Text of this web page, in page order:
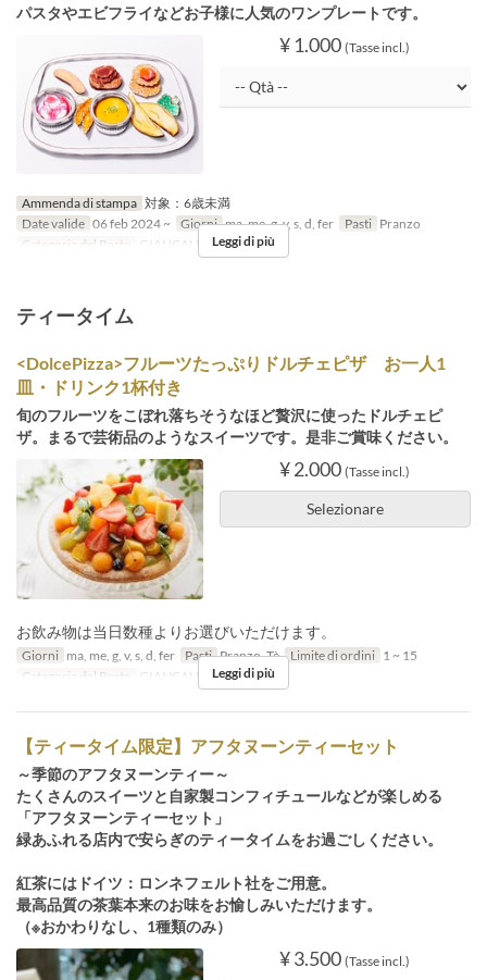
パスタやエビフライなどお子様に人気のワンプレートです。
¥ 1.000 (Tasse incl.)
Ammenda di stampa 対象：6歳未満
Date valide 06 feb 2024 ~ Giorni ma, me, g, v, s, d, fer Pasti Pranzo
Categoria del Posto
GIANCALDO3Theat
Leggi di più
ティータイム
<DolcePizza>フルーツたっぷりドルチェピザ お一人1
皿・ドリンク1杯付き
旬のフルーツをこぼれ落ちそうなほど贅沢に使ったドルチェピ
ザ。まるで芸術品のようなスイーツです。是非ご賞味ください。
¥ 2.000 (Tasse incl.)
Selezionare
お飲み物は当日数種よりお選びいただけます。
Giorni ma, me, g, v, s, d, fer Pasti Pranzo, Tè Limite di ordini 1 ~ 15
Categoria del Posto
GIANCALDO3Theat
Leggi di più
【ティータイム限定】アフタヌーンティーセット
～季節のアフタヌーンティー～
たくさんのスイーツと自家製コンフィチュールなどが楽しめる
「アフタヌーンティーセット」
緑あふれる店内で安らぎのティータイムをお過ごしください。
紅茶にはドイツ：ロンネフェルト社をご用意。
最高品質の茶葉本来のお味をお愉しみいただけます。
（※おかわりなし、1種類のみ）
¥ 3.500 (Tasse incl.)